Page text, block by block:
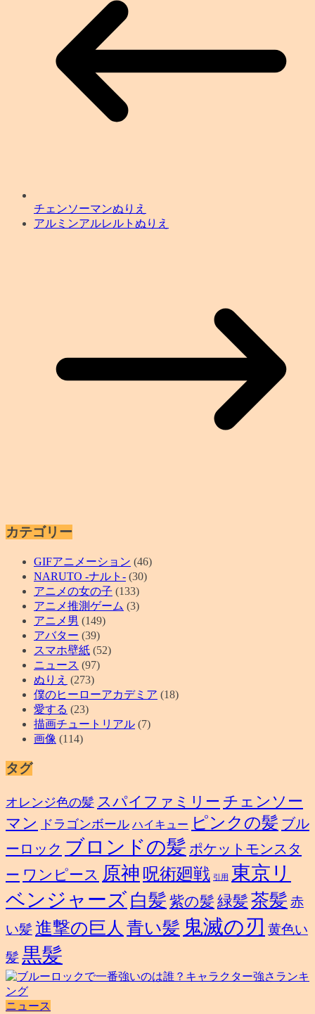
チェンソーマンぬりえ
アルミンアルレルトぬりえ
カテゴリー
GIFアニメーション (46)
NARUTO -ナルト- (30)
アニメの女の子 (133)
アニメ推測ゲーム (3)
アニメ男 (149)
アバター (39)
スマホ壁紙 (52)
ニュース (97)
ぬりえ (273)
僕のヒーローアカデミア (18)
愛する (23)
描画チュートリアル (7)
画像 (114)
タグ
オレンジ色の髪 スパイファミリー チェンソー
マン
ドラゴンボール ハイキュー ピンクの髪 ブル
ーロック ブロンドの髪 ポケットモンスタ
ー ワンピース 原神 呪術廻戦 引用
東京リ
ベンジャーズ 白髪 紫の髪 緑髪 茶髪 赤
い髪進撃の巨人 青い髪 鬼滅の刃 黄色い
髪黒髪
ニュース